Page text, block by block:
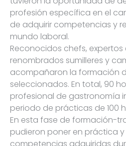
profesión específica en el
de adquirir competencias y
mundo laboral.
Reconocidos chefs,
renombrados sumilleres y
acompañaron la formación
seleccionados. En total, 90
profesional de gastronomía
periodo de prácticas de 100
En esta fase de formación-
pudieron poner en práctica y
competencias adquiridas